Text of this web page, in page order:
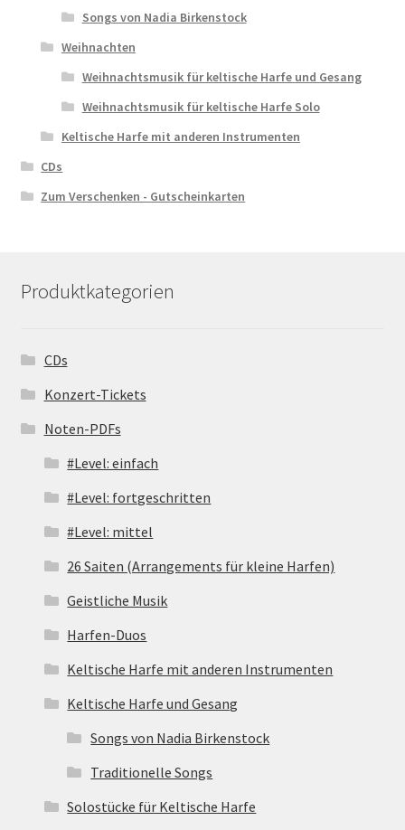
Songs von Nadia Birkenstock
Weihnachten
Weihnachtsmusik für keltische Harfe und Gesang
Weihnachtsmusik für keltische Harfe Solo
Keltische Harfe mit anderen Instrumenten
CDs
Zum Verschenken - Gutscheinkarten
Produktkategorien
CDs
Konzert-Tickets
Noten-PDFs
#Level: einfach
#Level: fortgeschritten
#Level: mittel
26 Saiten (Arrangements für kleine Harfen)
Geistliche Musik
Harfen-Duos
Keltische Harfe mit anderen Instrumenten
Keltische Harfe und Gesang
Songs von Nadia Birkenstock
Traditionelle Songs
Solostücke für Keltische Harfe